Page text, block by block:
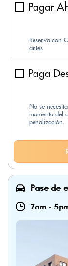
Pagar
Reserva con
antes
Paga
No se
momento del
penalización.
Pase de
7am -